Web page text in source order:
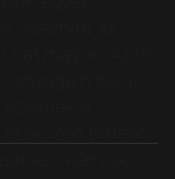
valamint az